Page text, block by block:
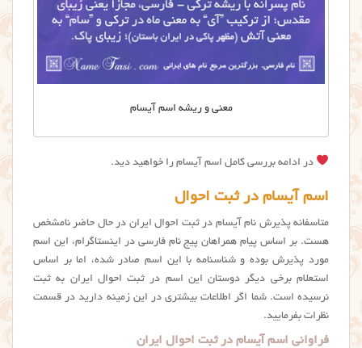
معنی و ریشه اسم آیسام
در ادامه بررسی کامل اسم آیسام را خواهید دید.
اسم آیسام در ثبت احوال
متاسفانه پذیرش نام آيسام در ثبت احوال ایران در حال حاضر نامشخص
هست. بر اساس پیام همراهان پیج نام فارسی در اینستاگرام، این اسم
مورد پذیرش بوده و شناسنامه با این اسم صادر شده، اما بر اساس
استعلام برخی دیگر دوستان این اسم در ثبت احوال ایران به ثبت
نرسیده است. شما اگر اطلاعات بیشتری در این زمینه دارید در قسمت
نظرات بفرمایید.
فراوانی اسم آیسام در ثبت احوال ایران